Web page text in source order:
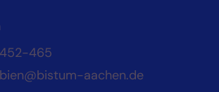
465
aachen.de